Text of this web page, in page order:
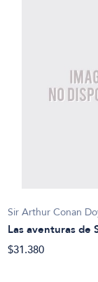
Sir Arthur Conan
Las aventuras de
$31.380